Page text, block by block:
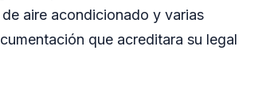
aire acondicionado y varias
que acreditara su legal